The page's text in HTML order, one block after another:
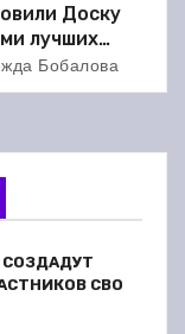
Доску
лучших
Бобалова
СОЗДАДУТ
СВО